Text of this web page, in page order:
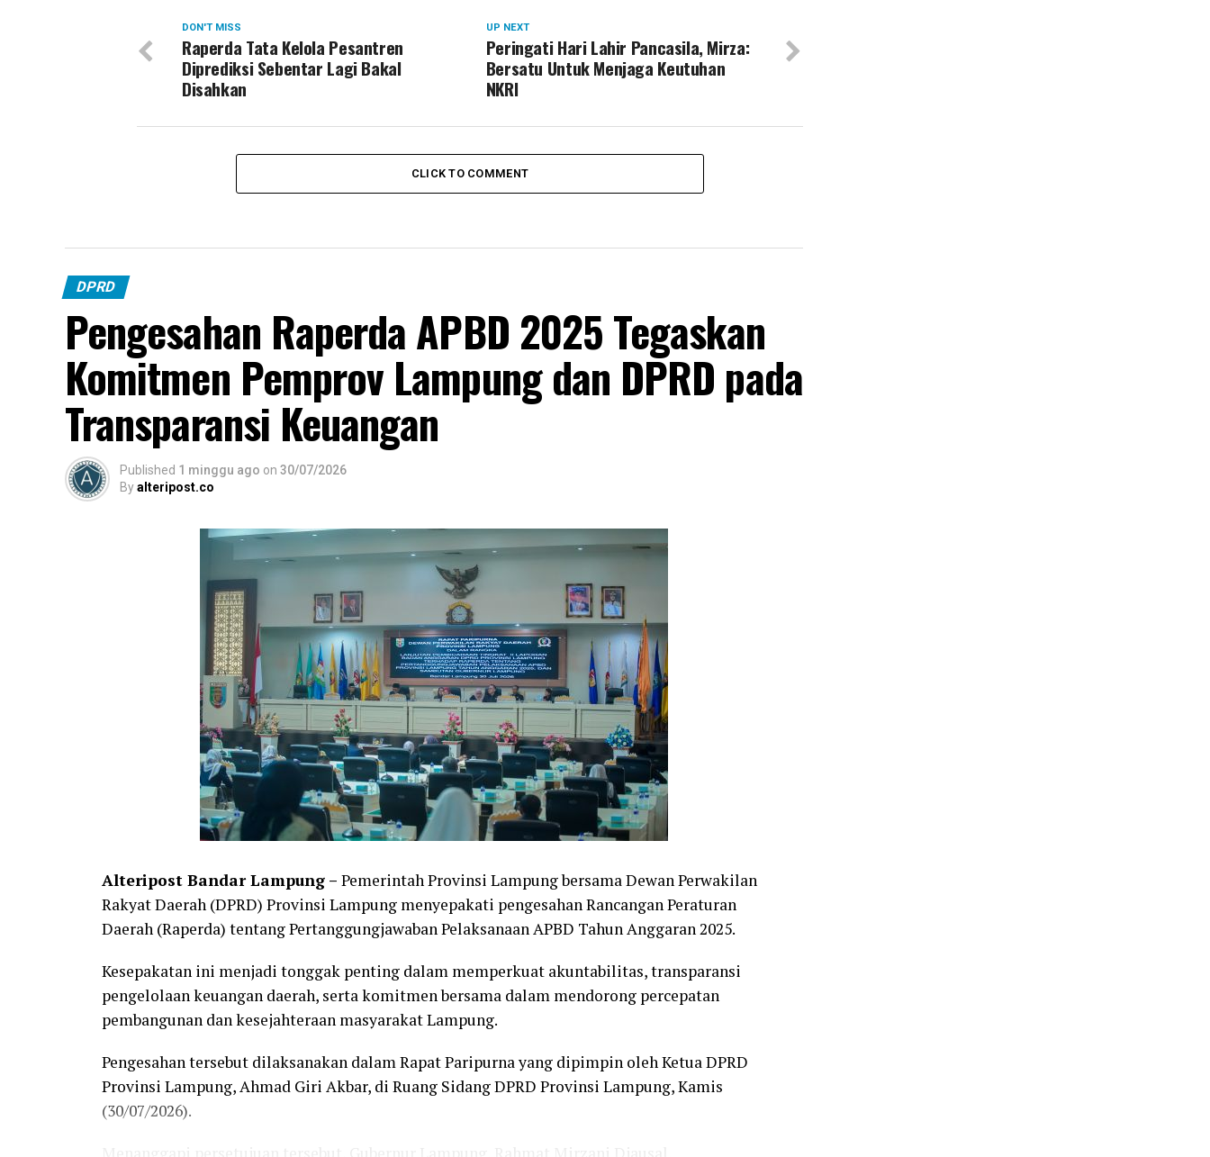
UP NEXT
Peringati Hari Lahir Pancasila, Mirza:
Bersatu Untuk Menjaga Keutuhan
NKRI
DON'T MISS
Raperda Tata Kelola Pesantren
Diprediksi Sebentar Lagi Bakal
Disahkan
CLICK TO COMMENT
DPRD
Pengesahan Raperda APBD 2025 Tegaskan
Komitmen Pemprov Lampung dan DPRD pada
Transparansi Keuangan
Published 1 minggu ago on 30/07/2026
Byalteripost.co
Alteripost Bandar Lampung – Pemerintah Provinsi Lampung bersama Dewan Perwakilan
Rakyat Daerah (DPRD) Provinsi Lampung menyepakati pengesahan Rancangan Peraturan
Daerah (Raperda) tentang Pertanggungjawaban Pelaksanaan APBD Tahun Anggaran 2025.
Kesepakatan ini menjadi tonggak penting dalam memperkuat akuntabilitas, transparansi
pengelolaan keuangan daerah, serta komitmen bersama dalam mendorong percepatan
pembangunan dan kesejahteraan masyarakat Lampung.
Pengesahan tersebut dilaksanakan dalam Rapat Paripurna yang dipimpin oleh Ketua DPRD
Provinsi Lampung, Ahmad Giri Akbar, di Ruang Sidang DPRD Provinsi Lampung, Kamis
(30/07/2026).